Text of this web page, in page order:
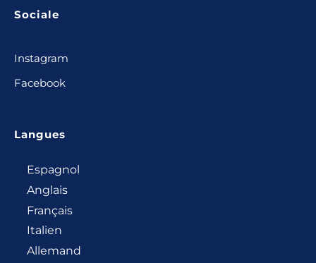
Sociale
Instagram
Facebook
Langues
Espagnol
Anglais
Français
Italien
Allemand